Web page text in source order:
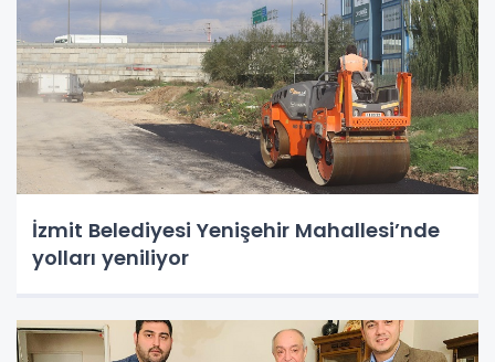
İzmit Belediyesi Yenişehir Mahallesi’nde
yolları yeniliyor